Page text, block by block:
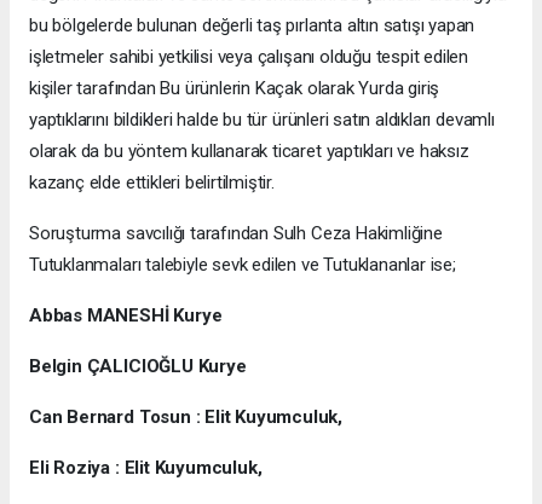
bu bölgelerde bulunan değerli taş pırlanta altın satışı yapan
işletmeler sahibi yetkilisi veya çalışanı olduğu tespit edilen
kişiler tarafından Bu ürünlerin Kaçak olarak Yurda giriş
yaptıklarını bildikleri halde bu tür ürünleri satın aldıkları devamlı
olarak da bu yöntem kullanarak ticaret yaptıkları ve haksız
kazanç elde ettikleri belirtilmiştir.
Soruşturma savcılığı tarafından Sulh Ceza Hakimliğine
Tutuklanmaları talebiyle sevk edilen ve Tutuklananlar ise;
Abbas MANESHİ Kurye
Belgin ÇALICIOĞLU Kurye
Can Bernard Tosun : Elit Kuyumculuk,
Eli Roziya : Elit Kuyumculuk,